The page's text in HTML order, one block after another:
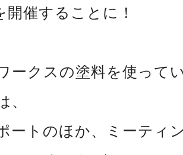
開催することに！
ークスの塗料を使って
、
ートのほか、ミーティ